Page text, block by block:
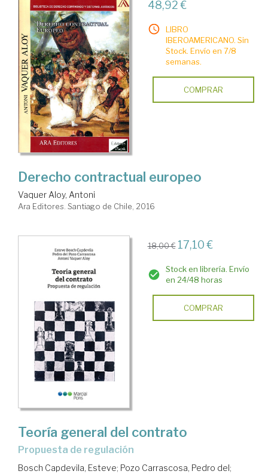
48,92 €
LIBRO
IBEROAMERICANO. Sin
Stock. Envío en 7/8
semanas.
COMPRAR
Derecho contractual europeo
Vaquer Aloy, Antoni
Ara Editores. Santiago de Chile, 2016
18,00 € 17,10 €
Stock en librería. Envío
en 24/48 horas
COMPRAR
Teoría general del contrato
Propuesta de regulación
Bosch Capdevila, Esteve; Pozo Carrascosa, Pedro del;